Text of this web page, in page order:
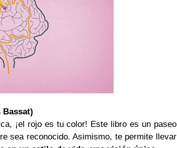
¡el rojo es tu color! Este libro es un paseo
sea reconocido. Asimismo, te permite llevar